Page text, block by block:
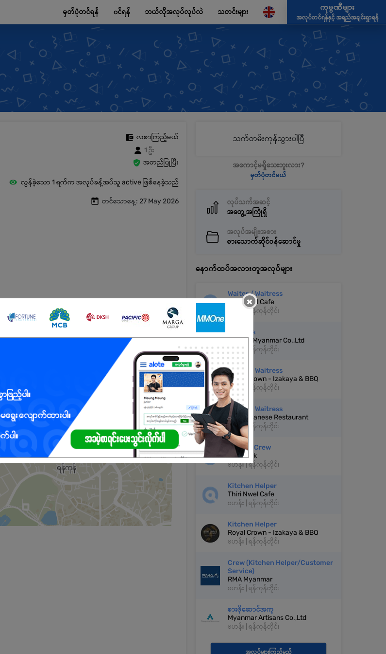
မှတ်ပုံတင်ရန် ၀င်ရန် ဘယ်လိုအလုပ်လုပ်လဲ သတင်းများ
ကုမ္ပဏီများ
အလုပ်တင်ရန်နှင့် အရည်အချင်းရှာရန်
လစာကြည့်မယ်
1 ဦး
အတည်ပြုပြီး
လွန်ခဲ့သော 1 ရက်က အလုပ်ခန့်အပ်သူ active ဖြစ်နေခဲ့သည်
တင်သောနေ့: 27 May 2026
သက်တမ်းကုန်သွားပါပြီ
အကောင့်မရှိသေးဘူးလား?
မှတ်ပုံတင်မယ်
လုပ်သက်အဆင့်
အတွေ့အကြုံရှိ
အလုပ်အမျိုးအစား
စားသောက်ဆိုင်ဝန်ဆောင်မှု
နောက်ထပ်အလားတူအလုပ်များ
Waiter / Waitress
Thiri Nwel Cafe
ဗဟန်း | ရန်ကုန်တိုင်း
Waitress
Growth Myanmar Co.,Ltd
ဗဟန်း | ရန်ကုန်တိုင်း
Waiter / Waitress
Royal Crown - Izakaya & BBQ
ဗဟန်း | ရန်ကုန်တိုင်း
Waiter / Waitress
Ren Japanese Restaurant
ဗဟန်း | ရန်ကုန်တိုင်း
Service Crew
Real Pork
ဗဟန်း | ရန်ကုန်တိုင်း
Kitchen Helper
Thiri Nwel Cafe
ဗဟန်း | ရန်ကုန်တိုင်း
Kitchen Helper
Royal Crown - Izakaya & BBQ
ဗဟန်း | ရန်ကုန်တိုင်း
Crew (Kitchen Helper/Customer
Service)
RMA Myanmar
ဗဟန်း | ရန်ကုန်တိုင်း
စားဖိုဆောင်အကူ
Myanmar Artisans Co.,Ltd
ဗဟန်း | ရန်ကုန်တိုင်း
အလုပ်များကြည့်မည်
×